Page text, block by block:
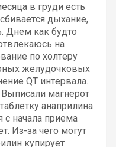
в груди есть
дыхание,
Днем как будто
на
по холтеру
желудочковых
QT интервала.
магнерот
анаприлина
начала приема
Из-за чего могут
купирует